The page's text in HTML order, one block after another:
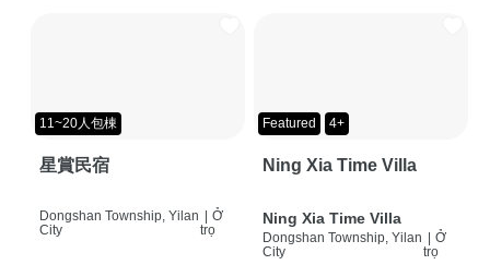
11~20人包棟
星賞民宿
Dongshan Township, Yilan
City
Ở
trọ
Featured 4+
Ning Xia Time Villa
Ning Xia Time Villa
Dongshan Township, Yilan
City
Ở
trọ